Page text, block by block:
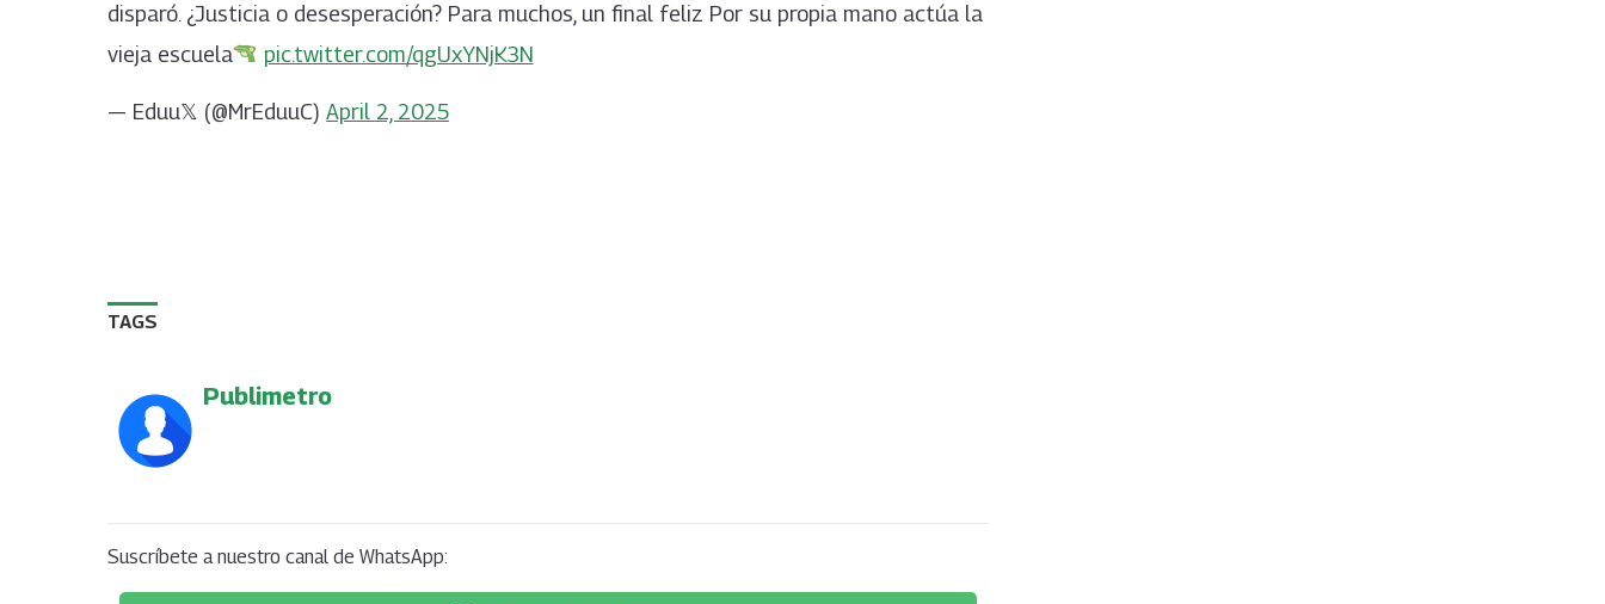
disparó. ¿Justicia o desesperación? Para muchos, un final feliz Por su propia mano actúa la
vieja escuela
pic.twitter.com/qgUxYNjK3N
— Eduu𝕏 (@MrEduuC) April 2, 2025
TAGS
Publimetro
Suscríbete a nuestro canal de WhatsApp: